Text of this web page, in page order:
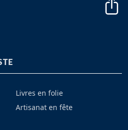
Livres en folie
Artisanat en fête